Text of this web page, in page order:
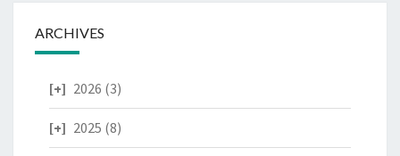
ARCHIVES
2026 (3)
2025 (8)